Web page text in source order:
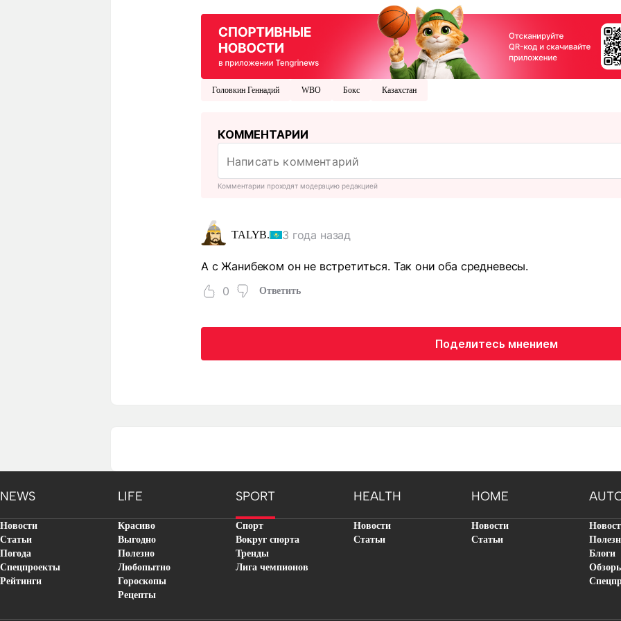
Головкин Геннадий WBO Бокс Казахстан
КОММЕНТАРИИ
Комментарии проходят модерацию редакцией
TALYB. 3 года назад
А с Жанибеком он не встретиться. Так они оба средневесы.
0
Ответить
Поделитесь мнением
NEWS LIFE SPORT HEALTH HOME
Новости
Статьи
Погода
Спецпроекты
Рейтинги
Красиво
Выгодно
Полезно
Любопытно
Гороскопы
Рецепты
Спорт
Вокруг спорта
Тренды
Лига чемпионов
Новости
Статьи
Новости
Статьи
Блоги